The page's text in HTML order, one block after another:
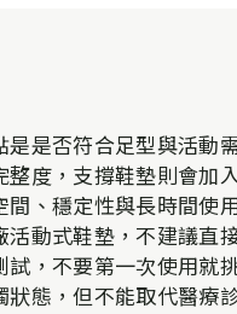
是否符合足型與活動
度，支撐鞋墊則會加
、穩定性與長時間使
動式鞋墊，不建議直
，不要第一次使用就
態，但不能取代醫療